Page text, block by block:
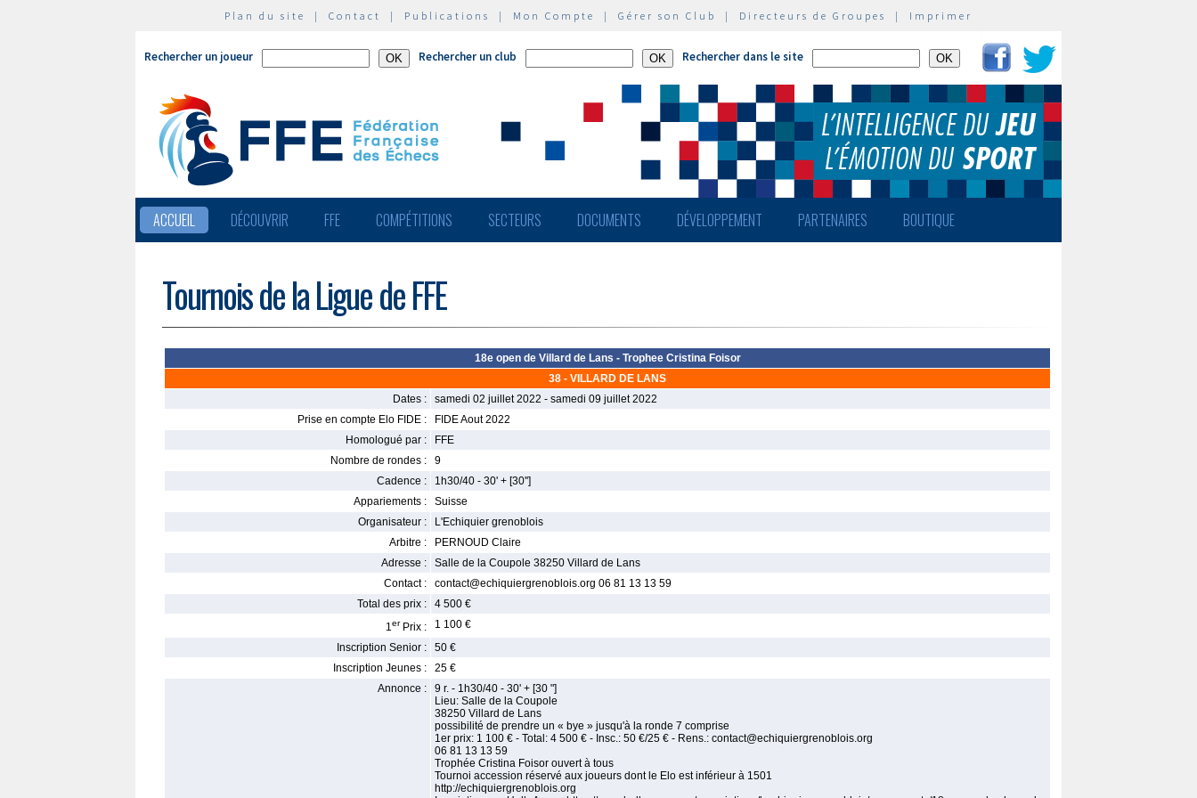
Plan du site | Contact | Publications | Mon Compte | Gérer son Club | Directeurs de Groupes | Imprimer
Rechercher un joueur Rechercher un club Rechercher dans le site
ACCUEIL DÉCOUVRIR FFE COMPÉTITIONS SECTEURS DOCUMENTS DÉVELOPPEMENT PARTENAIRES BOUTIQUE
Tournois de la Ligue de FFE
18e open de Villard de Lans - Trophee Cristina Foisor
38 - VILLARD DE LANS
Dates :
samedi 02 juillet 2022 - samedi 09 juillet 2022
Prise en compte Elo FIDE :
FIDE Aout 2022
Homologué par :
FFE
Nombre de rondes :
9
Cadence :
1h30/40 - 30' + [30'']
Appariements :
Suisse
Organisateur :
L'Echiquier grenoblois
Arbitre :
PERNOUD Claire
Adresse :
Salle de la Coupole 38250 Villard de Lans
Contact :
contact@echiquiergrenoblois.org 06 81 13 13 59
Total des prix :
4 500 €
1er Prix :
1 100 €
Inscription Senior :
50 €
Inscription Jeunes :
25 €
Annonce :
9 r. - 1h30/40 - 30' + [30 "]
Lieu: Salle de la Coupole
38250 Villard de Lans
possibilité de prendre un « bye » jusqu'à la ronde 7 comprise
1er prix: 1 100 € - Total: 4 500 € - Insc.: 50 €/25 € - Rens.: contact@echiquiergrenoblois.org
06 81 13 13 59
Trophée Cristina Foisor ouvert à tous
Tournoi accession réservé aux joueurs dont le Elo est inférieur à 1501
http://echiquiergrenoblois.org